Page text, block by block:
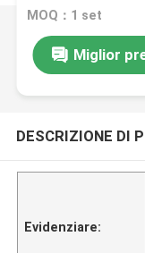
MOQ：1 set
Miglior
DESCRIZIONE DI
Evidenziare: